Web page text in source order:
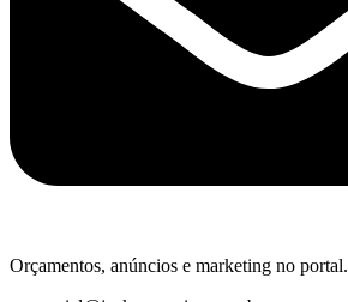
Orçamentos, anúncios e marketing no portal.